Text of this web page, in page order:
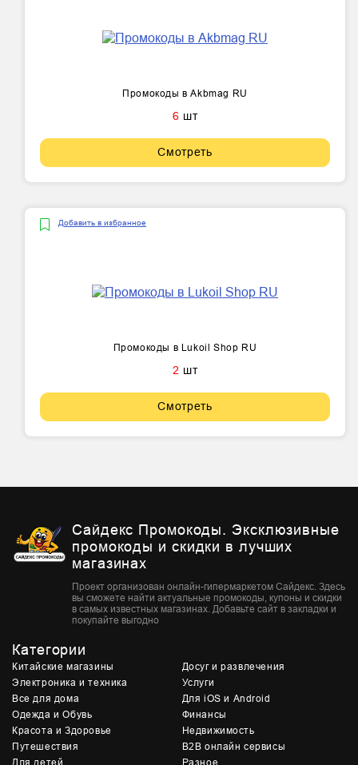
Промокоды в Akbmag RU
6 шт
Смотреть
Добавить в избранное
Промокоды в Lukoil Shop RU
2 шт
Смотреть
Сайдекс Промокоды. Эксклюзивные
промокоды и скидки в лучших
магазинах
Проект организован онлайн-гипермаркетом Сайдекс. Здесь
вы сможете найти актуальные промокоды, купоны и скидки
в самых известных магазинах. Добавьте сайт в закладки и
покупайте выгодно
Категории
Китайские магазины
Электроника и техника
Все для дома
Одежда и Обувь
Красота и Здоровье
Путешествия
Досуг и развлечения
Услуги
Для iOS и Android
Финансы
Недвижимость
B2B онлайн сервисы